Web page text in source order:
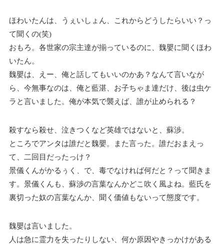
ほわいたんは、うぇいしょん、これからどうしたらいい？っ
て聞くの(笑)
おもろ。各世家の宗主達が揃っているのに、魏嬰に聞くほわ
いたん。
魏嬰は、えー、俺と話してもいいのかあ？なんて言いなが
ら、今無事なのは、俺と藍湛、お子ちゃま達だけ、後は虫ケ
ラと言いました。俺が本気で襲えば、誰が止められる？
殺すなら殺せ、泣きつくなど英雄ではないと、蘇渉。
ところでアンタは誰だと魏嬰。また言った。誰だおまえっ
て、二回目だったっけ？
景儀くんがかるぅく、で、毒でなければ何だと？って聞きま
す。景儀くんも、蘇渉の言葉なんかどこ吹く風よね。藍氏を
裏切った奴の言葉なんか、聞く価値もないって態度です。
魏嬰は言いました。
人は急に霊力を失ったりしない、何か原因やきっかけがある